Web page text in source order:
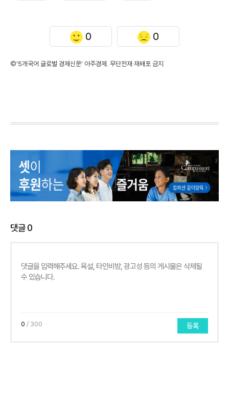
0 0
©'5개국어 글로벌 경제신문' 아주경제. 무단전재·재배포 금지
댓글0
0 / 300 등록